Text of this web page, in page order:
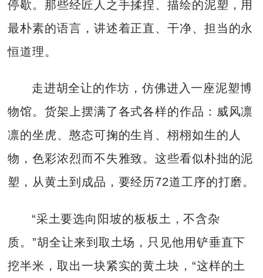
停歇。那些经匠人之手揉捏、描绘的泥塑，用
最朴素的语言，讲述着正直、干净、担当的永
恒道理。
走进胡全让的作坊，仿佛进入一座泥塑博
物馆。货架上摆满了各式各样的作品：威风凛
凛的坐虎、憨态可掬的生肖、栩栩如生的人
物，色彩浓烈而不失雅致。这些看似朴拙的泥
塑，从黄土到成品，要经历72道工序的打磨。
“采土要选向阳坡的板板土，不含杂
质。”胡全让来到取土场，只见他用铲垂直下
挖半米，取出一块紧实的黄土块，“这样的土